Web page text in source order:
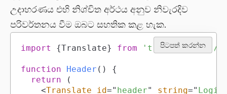
උදාහරණය එහි නිශ්චිත අර්ථය අනුව නිවැරදිව
පරිවර්තනය වීම ඔබට සහතික කළ හැක.
පිටපත් කරන්න
import {Translate} from 'tacotranslate/
function Header ( )
{
return
(
<Translate id=" header" string=" Login